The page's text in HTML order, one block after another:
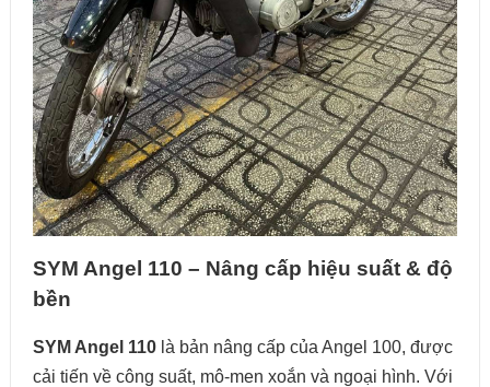
SYM Angel 110 – Nâng cấp hiệu suất & độ
bền
SYM Angel 110là bản nâng cấp của Angel 100, được
cải tiến về công suất, mô-men xoắn và ngoại hình. Với